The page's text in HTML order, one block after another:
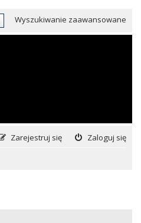
Wyszukiwanie zaawansowane
Zaloguj się
Zarejestruj się